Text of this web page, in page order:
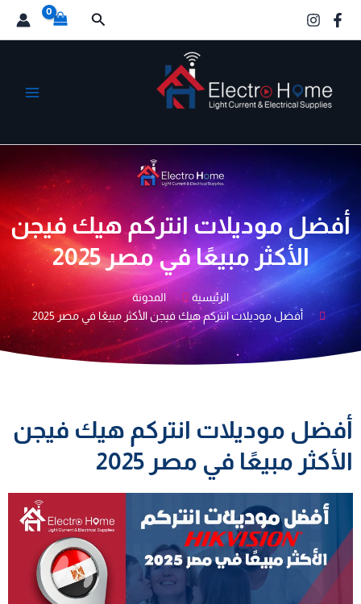
البحث
أفضل موديلات انتركم هيك فيجن
الأكثر مبيعًا في مصر 2025
الرئيسية
المدونة
أفضل موديلات انتركم هيك فيجن الأكثر مبيعًا في مصر 2025
أفضل موديلات انتركم هيك فيجن
الأكثر مبيعًا في مصر 2025